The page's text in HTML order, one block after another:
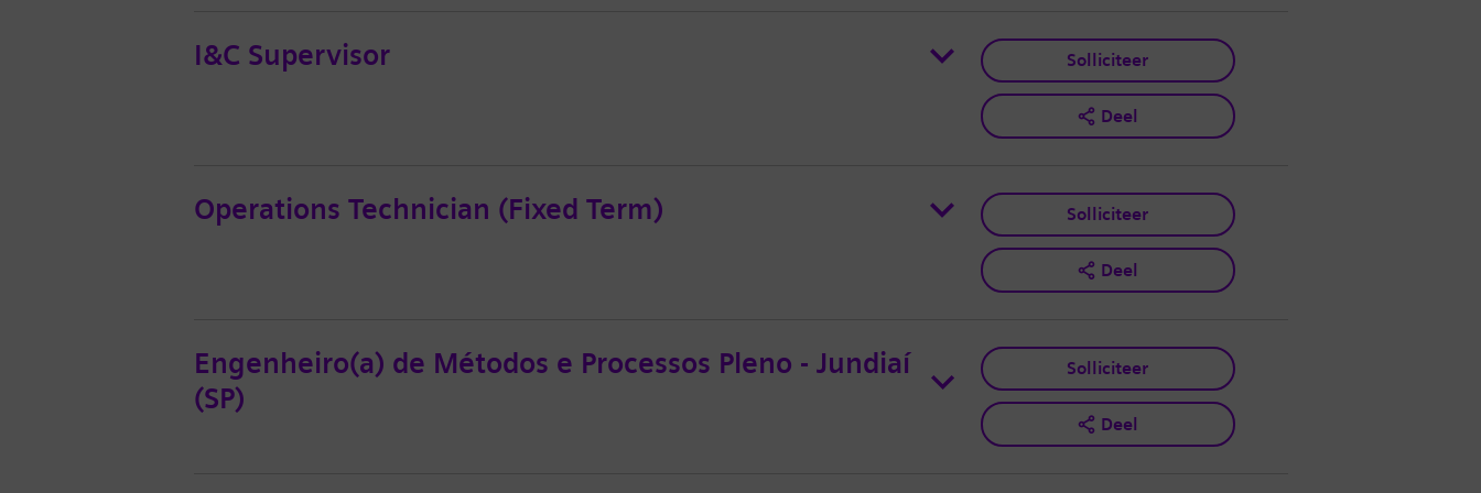
I&C Supervisor Solliciteer
Deel
Operations Technician (Fixed Term) Solliciteer
Deel
Engenheiro(a) de Métodos e Processos Pleno - Jundiaí
(SP)
Solliciteer
Deel